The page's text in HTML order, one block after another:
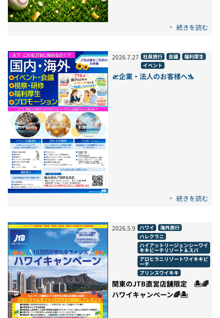
続きを読む
2026.7.27 社員旅行 会議
福利厚生
イベント
🛫企業・法人のお客様へ🛬
続きを読む
2026.5.9 ハワイ
海外旅行
ハレクラニ
ハイアットリージェンシーワイ
キキビーチリゾート＆スパ
アロヒラニリゾートワイキキビ
ーチ
プリンスワイキキ
関東のJTB直営店舗限定 🏝️🌈
ハワイキャンペーン🌈🏝️